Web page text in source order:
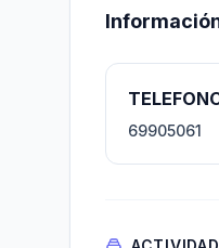
69905061